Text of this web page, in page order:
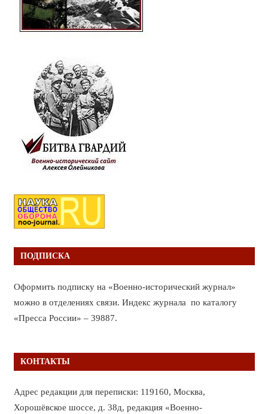
ПОДПИСКА
Оформить подписку на «Военно-исторический журнал»
можно в отделениях связи. Индекс журнала по каталогу
«Пресса России» – 39887.
КОНТАКТЫ
Адрес редакции для переписки: 119160, Москва,
Хорошёвское шоссе, д. 38д, редакция «Военно-